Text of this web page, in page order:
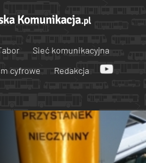
Sieć komunikacyjna
cyfrowe Redakcja